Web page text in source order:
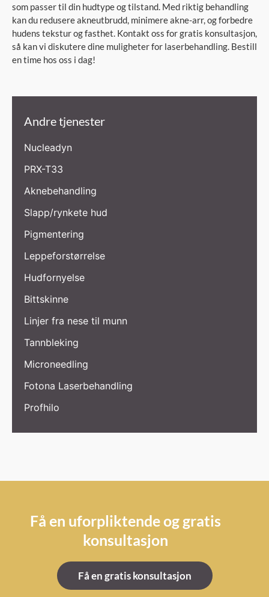
som passer til din hudtype og tilstand. Med riktig behandling
kan du redusere akneutbrudd, minimere akne-arr, og forbedre
hudens tekstur og fasthet. Kontakt oss for gratis konsultasjon,
så kan vi diskutere dine muligheter for laserbehandling. Bestill
en time hos oss i dag!
Andre tjenester
Nucleadyn
PRX-T33
Aknebehandling
Slapp/rynkete hud
Pigmentering
Leppeforstørrelse
Hudfornyelse
Bittskinne
Linjer fra nese til munn
Tannbleking
Microneedling
Fotona Laserbehandling
Profhilo
Få en uforpliktende og gratis
konsultasjon
Få en gratis konsultasjon